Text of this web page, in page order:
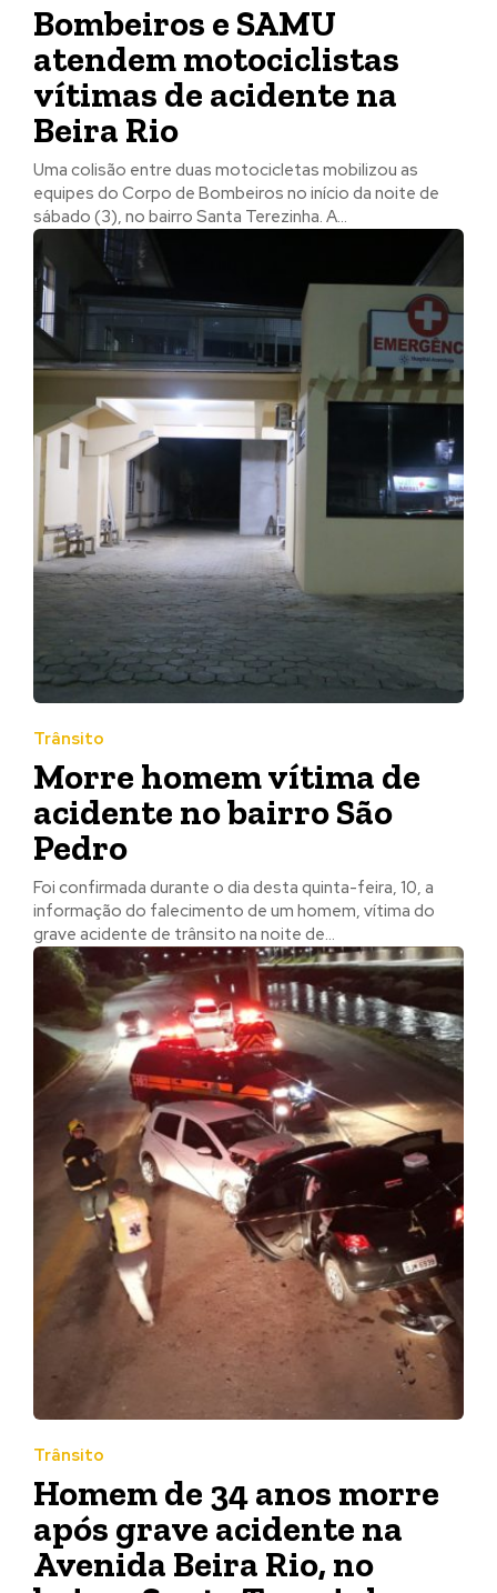
Bombeiros e SAMU
atendem motociclistas
vítimas de acidente na
Beira Rio
Uma colisão entre duas motocicletas mobilizou as
equipes do Corpo de Bombeiros no início da noite de
sábado (3), no bairro Santa Terezinha. A...
Trânsito
Morre homem vítima de
acidente no bairro São
Pedro
Foi confirmada durante o dia desta quinta-feira, 10, a
informação do falecimento de um homem, vítima do
grave acidente de trânsito na noite de...
Trânsito
Homem de 34 anos morre
após grave acidente na
Avenida Beira Rio, no